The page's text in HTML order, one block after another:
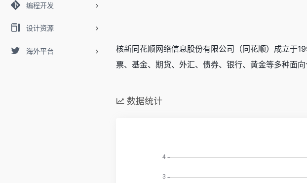
编程开发
设计资源
海外平台
核新同花顺网络信息股份有限公司（同花顺）成立于
票、基金、期货、外汇、债券、银行、黄金等多种面向
数据统计